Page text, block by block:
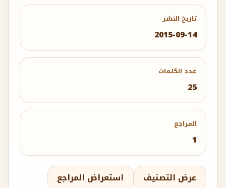
تاريخ النشر
2015-09-14
عدد الكلمات
25
المراجع
1
عرض التصنيف استعراض المراجع